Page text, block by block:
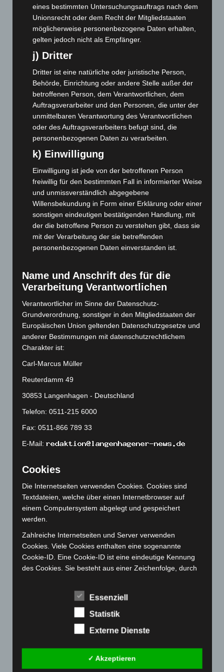
Februar 2025(96)
Januar 2025(88)
Dezember 2024(89)
November 2024(94)
Oktober 2024 (93)
September 2024(112)
August 2024(107)
Juli 2024(89)
Juni 2024 (107)
April 2024
März 2024(103)
Februar 2024(103)
Januar 2024(111)
Dezember 2023
(130)
November 2023(130)
Oktober 2023(114)
August 2023(134)
Juni 2023(142)
Mai 2023(139)
April 2023(155)
Dezember 2022
(130)
November 2022(167)
Oktober 2022(166)
September 2022(205)
Mai 2022(177)
April 2022
März 2022(221)
Januar 2022(190)
(215)
(180)
eines bestimmten Untersuchungsauftrags nach dem
Unionsrecht oder dem Recht der Mitgliedstaaten
möglicherweise personenbezogene Daten erhalten,
gelten jedoch nicht als Empfänger.
j) Dritter
Dritter ist eine natürliche oder juristische Person,
Behörde, Einrichtung oder andere Stelle außer der
betroffenen Person, dem Verantwortlichen, dem
Auftragsverarbeiter und den Personen, die unter der
unmittelbaren Verantwortung des Verantwortlichen
oder des Auftragsverarbeiters befugt sind, die
personenbezogenen Daten zu verarbeiten.
k) Einwilligung
Einwilligung ist jede von der betroffenen Person
freiwillig für den bestimmten Fall in informierter Weise
und unmissverständlich abgegebene
Willensbekundung in Form einer Erklärung oder einer
sonstigen eindeutigen bestätigenden Handlung, mit
der die betroffene Person zu verstehen gibt, dass sie
mit der Verarbeitung der sie betreffenden
personenbezogenen Daten einverstanden ist.
Name und Anschrift des für die
Verarbeitung Verantwortlichen
Verantwortlicher im Sinne der Datenschutz-
Grundverordnung, sonstiger in den Mitgliedstaaten der
Europäischen Union geltenden Datenschutzgesetze und
anderer Bestimmungen mit datenschutzrechtlichem
Charakter ist:
Carl-Marcus Müller
Reuterdamm 49
30853 Langenhagen - Deutschland
Telefon: 0511-215 6000
Fax: 0511-866 789 33
E-Mail:
Cookies
Die Internetseiten verwenden Cookies. Cookies sind
Textdateien, welche über einen Internetbrowser auf
einem Computersystem abgelegt und gespeichert
werden.
Zahlreiche Internetseiten und Server verwenden
Cookies. Viele Cookies enthalten eine sogenannte
Cookie-ID. Eine Cookie-ID ist eine eindeutige Kennung
des Cookies. Sie besteht aus einer Zeichenfolge, durch
Internetbrowser zugeordnet werden können, in dem das
Cookie gespeichert wurde. Dies ermöglicht es den
besuchten Internetseiten und Servern, den individuellen
Browser der betroffenen Person von anderen
Internetbrowsern, die andere Cookies enthalten, zu
über die eindeutige Cookie-ID wiedererkannt und
identifiziert werden.
Essenziell
Statistik
Externe Dienste
✓ Akzeptieren